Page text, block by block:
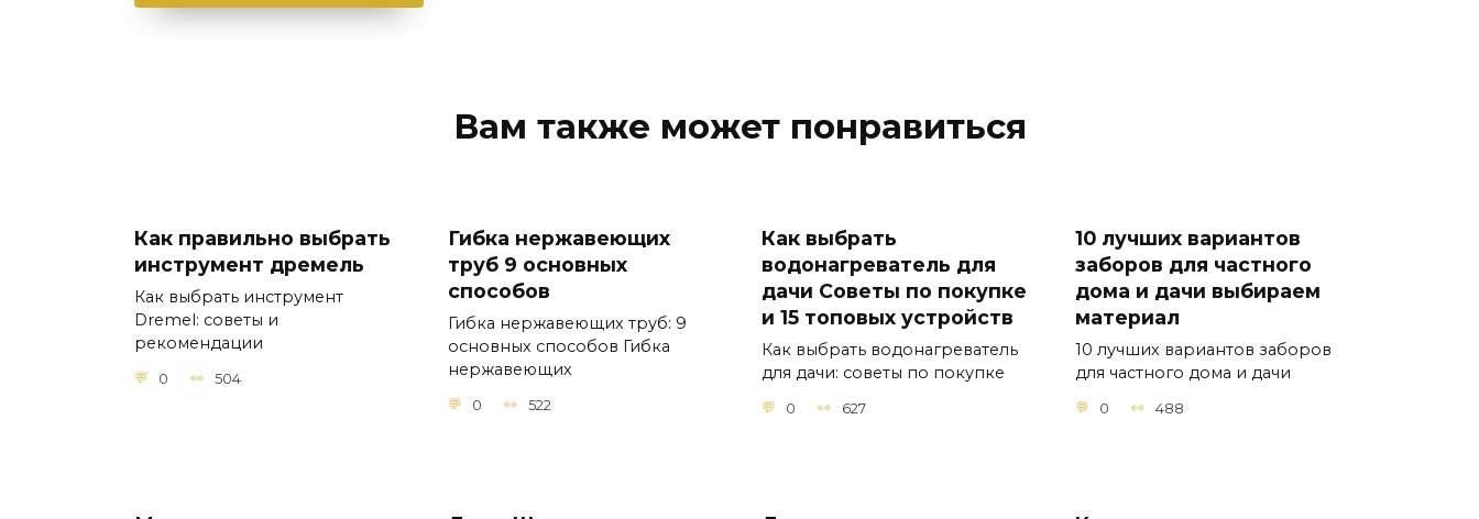
Вам также может понравиться
Как правильно выбрать
инструмент дремель
Как выбрать инструмент
Dremel: советы и
рекомендации
0 504
Гибка нержавеющих
труб 9 основных
способов
Гибка нержавеющих труб: 9
основных способов Гибка
нержавеющих
0 522
Как выбрать
водонагреватель для
дачи Советы по покупке
и 15 топовых устройств
Как выбрать водонагреватель
для дачи: советы по покупке
0 627
10 лучших вариантов
заборов для частного
дома и дачи выбираем
материал
10 лучших вариантов заборов
для частного дома и дачи
0 488